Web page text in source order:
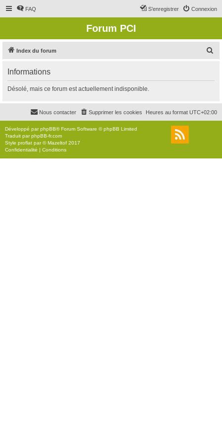
FAQ Connexion
S’enregistrer
Forum PCI
Index du forum
r
c
r
Informations
Désolé, mais ce forum est actuellement indisponible.
Heures au format UTC+02:00
Supprimer les cookies
Nous contacter
Développé parphpBB® Forum Software © phpBB Limited
Traduit parphpBB-fr.com
Style proflat par ©Mazeltof 2017
Confidentialité | Conditions